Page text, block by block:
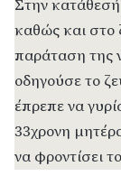
Στην κατάθεσή
καθώς και στο
παράταση της
οδηγούσε το
έπρεπε να
33χρονη
να φροντίσει